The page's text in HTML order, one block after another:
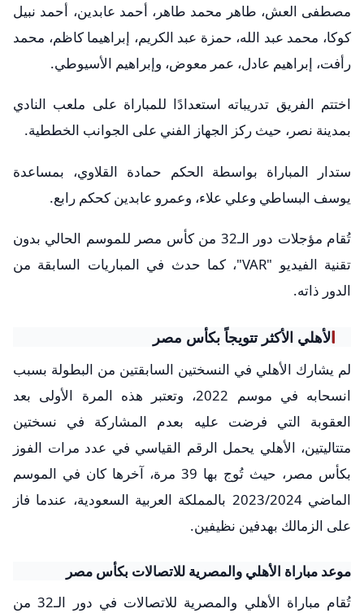
مصطفى العش، طاهر محمد طاهر، أحمد عابدين، أحمد نبيل
كوكا، محمد عبد الله، حمزة عبد الكريم، إبراهيما كاظم، محمد
رأفت، إبراهيم عادل، عمر معوض، وإبراهيم الأسيوطي.
اختتم الفريق تدريباته استعدادًا للمباراة على ملعب النادي
بمدينة نصر، حيث ركز الجهاز الفني على الجوانب الخططية.
ستدار المباراة بواسطة الحكم حمادة القلاوي، بمساعدة
يوسف البساطي وعلي علاء، وعمرو عابدين كحكم رابع.
تُقام مؤجلات دور الـ32 من كأس مصر للموسم الحالي بدون
تقنية الفيديو "VAR"، كما حدث في المباريات السابقة من
الدور ذاته.
الأهلي الأكثر تتويجاً بكأس مصر
لم يشارك الأهلي في النسختين السابقتين من البطولة بسبب
انسحابه في موسم 2022، وتعتبر هذه المرة الأولى بعد
العقوبة التي فرضت عليه بعدم المشاركة في نسختين
متتاليتين، الأهلي يحمل الرقم القياسي في عدد مرات الفوز
بكأس مصر، حيث تُوج بها 39 مرة، آخرها كان في الموسم
الماضي 2023/2024 بالمملكة العربية السعودية، عندما فاز
على الزمالك بهدفين نظيفين.
موعد مباراة الأهلي والمصرية للاتصالات بكأس مصر
تُقام مباراة الأهلي والمصرية للاتصالات في دور الـ32 من